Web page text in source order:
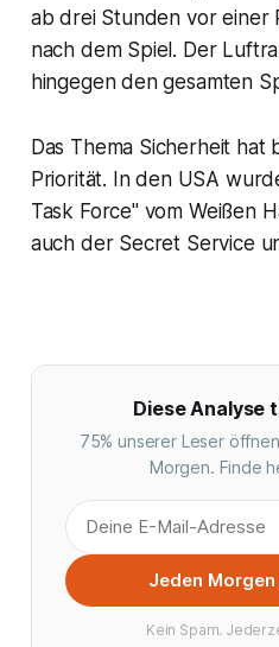
ab drei Stunden vor einer
nach dem Spiel. Der
hingegen den gesamten
Das Thema Sicherheit
Priorität. In den USA
Task Force" vom Weißen
auch der Secret Service
Diese Analyse
75% unserer Leser
Morgen. Finde
Jeden Morgen
Kein Spam.